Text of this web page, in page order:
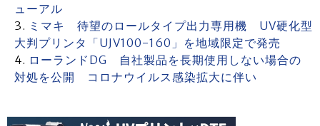
ューアル
ミマキ 待望のロールタイプ出力専用機 UV硬化型
大判プリンタ「UJV100-160」を地域限定で発売
ローランドDG 自社製品を長期使用しない場合の
対処を公開 コロナウイルス感染拡大に伴い